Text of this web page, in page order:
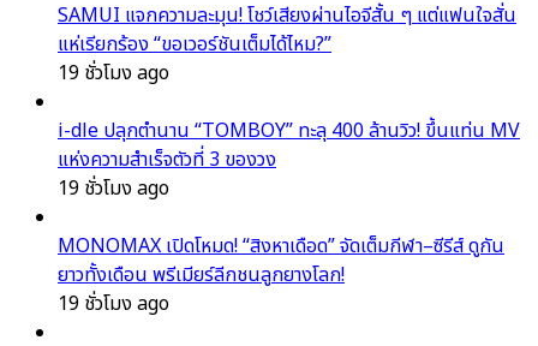
SAMUI แจกความละมุน! โชว์เสียงผ่านไอจีสั้น ๆ แต่แฟนใจสั่น
แห่เรียกร้อง “ขอเวอร์ชันเต็มได้ไหม?”
19 ชั่วโมง ago
i-dle ปลุกตำนาน “TOMBOY” ทะลุ 400 ล้านวิว! ขึ้นแท่น MV
แห่งความสำเร็จตัวที่ 3 ของวง
19 ชั่วโมง ago
MONOMAX เปิดโหมด! “สิงหาเดือด” จัดเต็มกีฬา–ซีรีส์ ดูกัน
ยาวทั้งเดือน พรีเมียร์ลีกชนลูกยางโลก!
19 ชั่วโมง ago